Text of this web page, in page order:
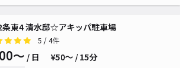
条東4 清水邸☆アキッパ駐車場
5 / 4件
〜 / 日 ¥50〜 / 15分